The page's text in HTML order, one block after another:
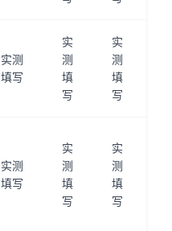
实测
填写
实
测
填
写
实
测
填
写
实测
填写
实
测
填
写
实
测
填
写